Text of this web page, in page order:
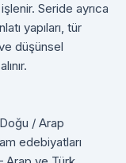
Seride ayrıca
yapıları, tür
düşünsel
/ Arap
edebiyatları